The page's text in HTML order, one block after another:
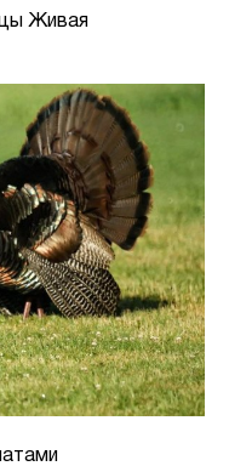
Живая